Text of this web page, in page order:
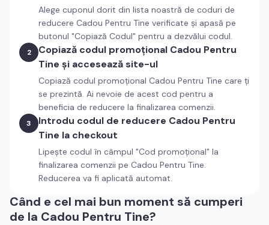
Alege cuponul dorit din lista noastră de coduri de
reducere Cadou Pentru Tine verificate și apasă pe
butonul "Copiază Codul" pentru a dezvălui codul.
2 Copiază codul promoțional Cadou Pentru
Tine și accesează site-ul
Copiază codul promoțional Cadou Pentru Tine care ți
se prezintă. Ai nevoie de acest cod pentru a
beneficia de reducere la finalizarea comenzii.
3 Introdu codul de reducere Cadou Pentru
Tine la checkout
Lipește codul în câmpul "Cod promoțional" la
finalizarea comenzii pe Cadou Pentru Tine.
Reducerea va fi aplicată automat.
Când e cel mai bun moment să cumperi
de la Cadou Pentru Tine?